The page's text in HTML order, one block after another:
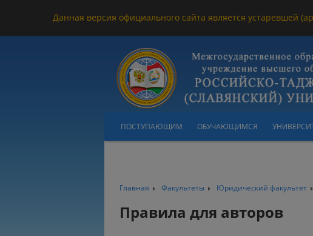
Данная версия официального сайта является устаревшей
ПОСТУПАЮЩИМ ОБУЧАЮЩИМСЯ
Главная Факультеты Юридический факультет
Правила для авторов